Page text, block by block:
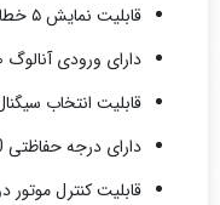
قابلیت نمایش ۵ خطای آخر
دارای ورودی آنالوگ ۰~۱۰
قابلیت انتخاب
دارای درجه حفاظتی
قابلیت کنترل موتور